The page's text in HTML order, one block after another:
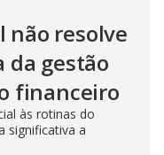
resolve
da gestão
financeiro
às rotinas do
significativa a